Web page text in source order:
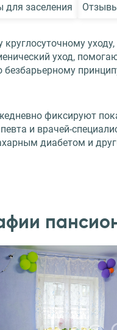
заселения
уход,
фиксируют
и врачей-
диабетом и